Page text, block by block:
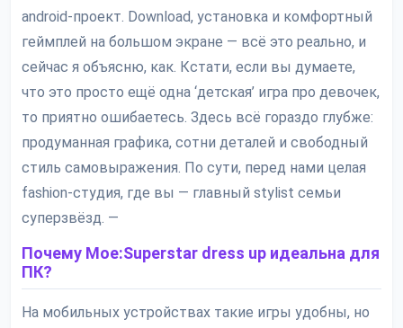
android-проект. Download, установка и комфортный
геймплей на большом экране — всё это реально, и
сейчас я объясню, как. Кстати, если вы думаете,
что это просто ещё одна ‘детская’ игра про девочек,
то приятно ошибаетесь. Здесь всё гораздо глубже:
продуманная графика, сотни деталей и свободный
стиль самовыражения. По сути, перед нами целая
fashion-студия, где вы — главный stylist семьи
суперзвёзд. —
Почему Moe:Superstar dress up идеальна для
ПК?
На мобильных устройствах такие игры удобны, но